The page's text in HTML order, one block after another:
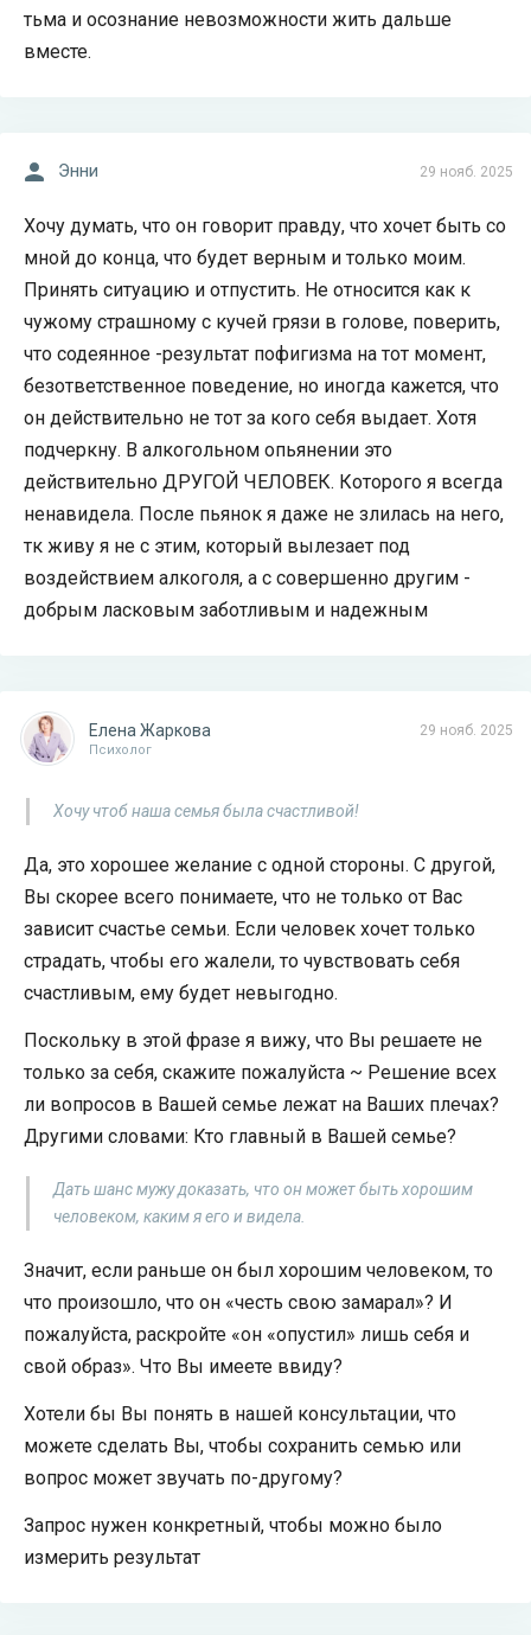
тьма и осознание невозможности жить дальше
вместе.
29 нояб. 2025
Энни
Хочу думать, что он говорит правду, что хочет быть со
мной до конца, что будет верным и только моим.
Принять ситуацию и отпустить. Не относится как к
чужому страшному с кучей грязи в голове, поверить,
что содеянное -результат пофигизма на тот момент,
безответственное поведение, но иногда кажется, что
он действительно не тот за кого себя выдает. Хотя
подчеркну. В алкогольном опьянении это
действительно ДРУГОЙ ЧЕЛОВЕК. Которого я всегда
ненавидела. После пьянок я даже не злилась на него,
тк живу я не с этим, который вылезает под
воздействием алкоголя, а с совершенно другим -
добрым ласковым заботливым и надежным
29 нояб. 2025
Елена Жаркова
Психолог
Хочу чтоб наша семья была счастливой!
Да, это хорошее желание с одной стороны. С другой,
Вы скорее всего понимаете, что не только от Вас
зависит счастье семьи. Если человек хочет только
страдать, чтобы его жалели, то чувствовать себя
счастливым, ему будет невыгодно.
Поскольку в этой фразе я вижу, что Вы решаете не
только за себя, скажите пожалуйста ~ Решение всех
ли вопросов в Вашей семье лежат на Ваших плечах?
Другими словами: Кто главный в Вашей семье?
Дать шанс мужу доказать, что он может быть хорошим
человеком, каким я его и видела.
Значит, если раньше он был хорошим человеком, то
что произошло, что он «честь свою замарал»? И
пожалуйста, раскройте «он «опустил» лишь себя и
свой образ». Что Вы имеете ввиду?
Хотели бы Вы понять в нашей консультации, что
можете сделать Вы, чтобы сохранить семью или
вопрос может звучать по-другому?
Запрос нужен конкретный, чтобы можно было
измерить результат